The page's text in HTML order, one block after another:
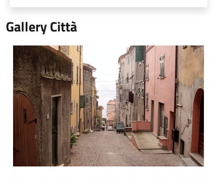
Gallery Città
Via Roma